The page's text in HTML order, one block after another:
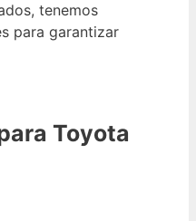
tenemos
para garantizar
Toyota